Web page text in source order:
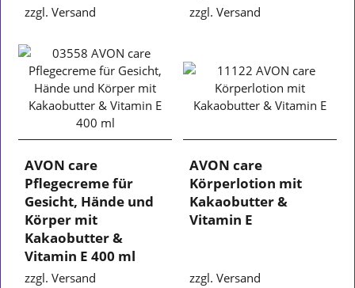
zzgl. Versand zzgl. Versand
AVON care
Pflegecreme für
Gesicht, Hände und
Körper mit
Kakaobutter &
Vitamin E 400 ml
zzgl. Versand
AVON care
Körperlotion mit
Kakaobutter &
Vitamin E
zzgl. Versand